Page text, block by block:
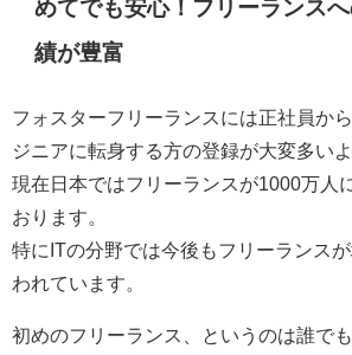
めてでも安心！フリーランス
績が豊富
フォスターフリーランスには正社員か
ジニアに転身する方の登録が大変多いよ
現在日本ではフリーランスが1000万人
おります。
特にITの分野では今後もフリーランス
われています。
初めのフリーランス、というのは誰で